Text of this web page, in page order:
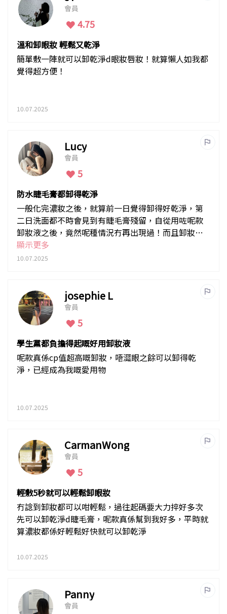
會員
4.75
溫和卸眼妝 輕鬆又乾淨
簡單敷一陣就可以卸乾淨d眼妝唇妝！就算懶人如我都
覺得超方便！
10.07.2025
Lucy
會員
5
防水睫毛膏都卸得乾淨
一般化完濃妝之後，就算前一日覺得卸得好乾淨，第
二日洗面都不時會見到有睫毛膏殘留，自從用咗呢款
卸妝液之後，竟然呢種情況冇再出現過！而且卸妝都
係好輕鬆快捷！
顯示更多
10.07.2025
josephie L
會員
5
學生黨都負擔得起嘅好用卸妝液
呢款真係cp值超高嘅卸妝，唔澀眼之餘可以卸得乾
淨，已經成為我嘅愛用物
10.07.2025
CarmanWong
會員
5
輕敷5秒就可以輕鬆卸眼妝
冇諗到卸妝都可以咁輕鬆，過往起碼要大力捽好多次
先可以卸乾淨d睫毛膏，呢款真係幫到我好多，平時就
算濃妝都係好輕鬆好快就可以卸乾淨
10.07.2025
Panny
會員